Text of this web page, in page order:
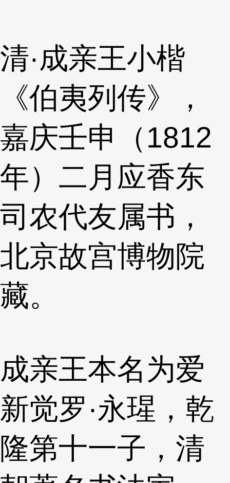
清·成亲王小楷
《伯夷列传》，
嘉庆壬申（1812
年）二月应香东
司农代友属书，
北京故宫博物院
藏。
成亲王本名为爱
新觉罗·永瑆，乾
隆第十一子，清